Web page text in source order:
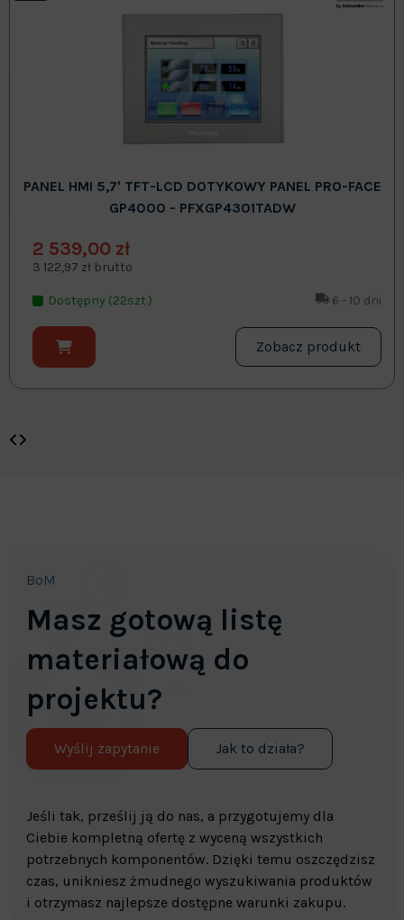
PANEL HMI 5,7' TFT-LCD DOTYKOWY PANEL PRO-FACE
GP4000 - PFXGP4301TADW
2 539,00 zł
3 122,97 zł brutto
Dostępny (22szt.) 6 - 10 dni
Zobacz produkt
BoM
Masz gotową listę
materiałową do
projektu?
Wyślij zapytanie Jak to działa?
Jeśli tak, prześlij ją do nas, a przygotujemy dla
Ciebie kompletną ofertę z wyceną wszystkich
potrzebnych komponentów. Dzięki temu oszczędzisz
czas, unikniesz żmudnego wyszukiwania produktów
i otrzymasz najlepsze dostępne warunki zakupu.